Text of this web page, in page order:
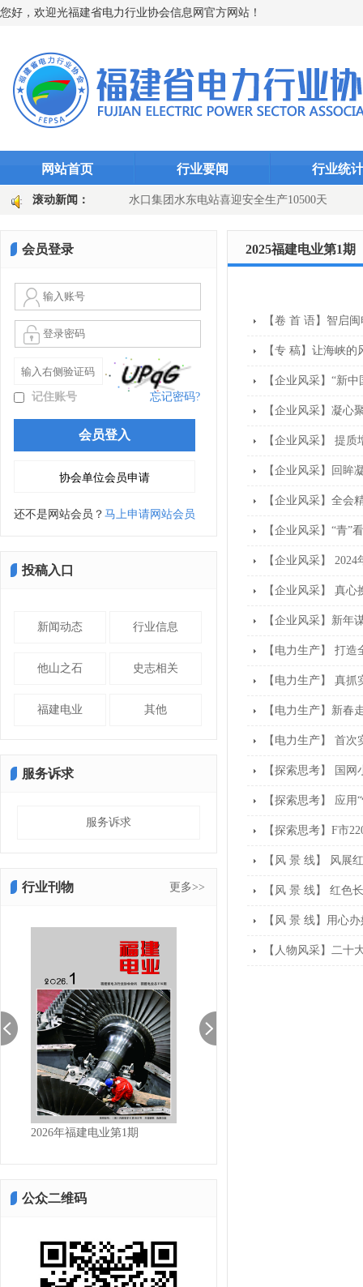
您好，欢迎光福建省电力行业协会信息网官方网站！
网站首页 行业要闻 行业统计
滚动新闻：
智能防线”（图文) 水口集团水东电站喜迎安全生产10500天
国网长汀县供电公司：主变换“心”提质效 乡镇电网添动能（图文
会员登录
记住账号 忘记密码?
还不是网站会员？ 马上申请网站会员
投稿入口
新闻动态 行业信息
他山之石 史志相关
福建电业 其他
服务诉求
服务诉求
更多>>
行业刊物
2026年福建电业第1期
公众二维码
2025福建电业第1期
【卷 首 语】智启
【专 稿】让海峡
【企业风采】“新
【企业风采】凝心
【企业风采】 提
【企业风采】回眸
【企业风采】全会
【企业风采】“青”
【企业风采】
【企业风采】 真
【企业风采】新年
【电力生产】 打
【电力生产】 真
【电力生产】新春
【电力生产】 首
【探索思考】 国
【探索思考】 应
【探索思考】F市
【风 景 线】 风展
【风 景 线】 红色
【风 景 线】用心
【人物风采】二十